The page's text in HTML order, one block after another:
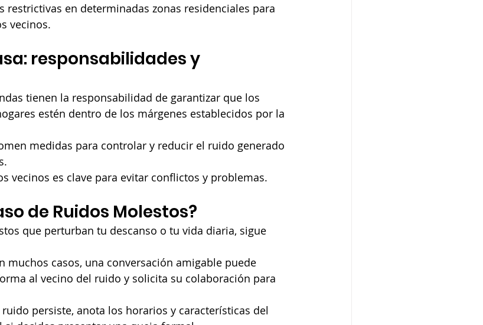
restrictivas en determinadas zonas residenciales para
vecinos.
responsabilidades y
tienen la responsabilidad de garantizar que los
estén dentro de los márgenes establecidos por la
medidas para controlar y reducir el ruido generado
vecinos es clave para evitar conflictos y problemas.
de Ruidos Molestos?
que perturban tu descanso o tu vida diaria, sigue
muchos casos, una conversación amigable puede
al vecino del ruido y solicita su colaboración para
ruido persiste, anota los horarios y características del